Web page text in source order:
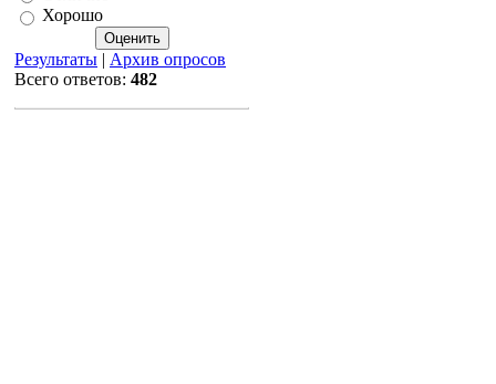
Хорошо
Результаты | Архив опросов
Всего ответов: 482